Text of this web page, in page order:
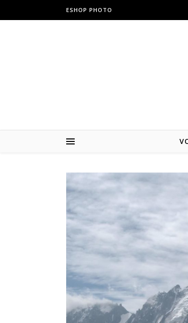
ESHOP PHOTO